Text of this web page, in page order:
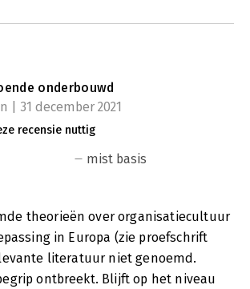
onderbouwd
| 31 december 2021
recensie nuttig
mist basis
theorieën over organisatiecultuur
in Europa (zie proefschrift
literatuur niet genoemd.
ontbreekt. Blijft op het niveau